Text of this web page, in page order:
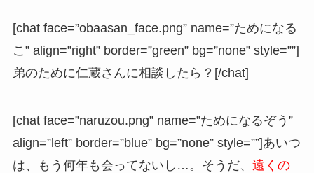
[chat face=”obaasan_face.png” name=”ためになる
こ” align=”right” border=”green” bg=”none” style=””]
弟のために仁蔵さんに相談したら？[/chat]
[chat face=”naruzou.png” name=”ためになるぞう”
align=”left” border=”blue” bg=”none” style=””]あいつ
は、もう何年も会ってないし…。そうだ、 遠くの